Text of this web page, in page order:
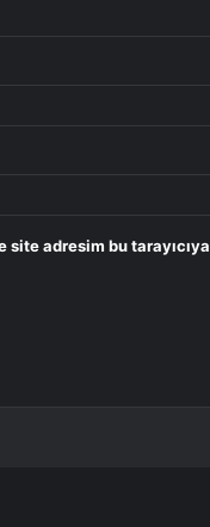
site adresim bu tarayıcıya